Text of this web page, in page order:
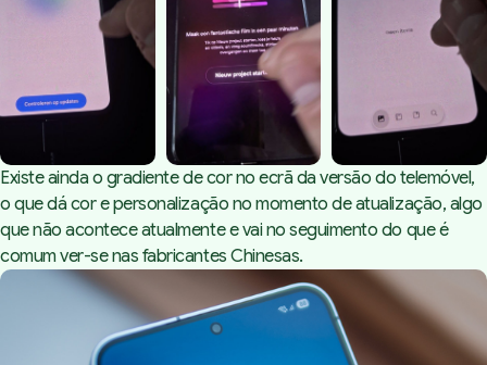
Existe ainda o gradiente de cor no ecrã da versão do telemóvel,
o que dá cor e personalização no momento de atualização, algo
que não acontece atualmente e vai no seguimento do que é
comum ver-se nas fabricantes Chinesas.